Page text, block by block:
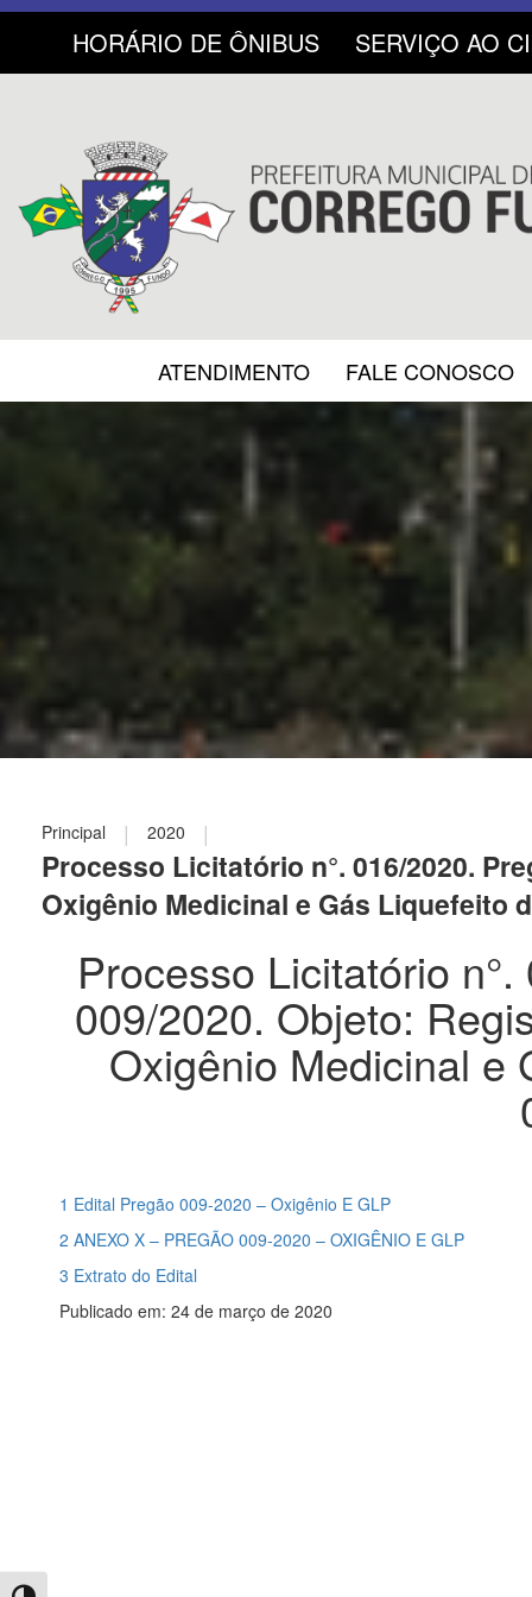
HORÁRIO DE ÔNIBUS SERVIÇO AO
ATENDIMENTO FALE CONOSCO
Principal | 2020 |
Processo Licitatório n°. 016/2020.
Oxigênio Medicinal e Gás Liquefeito
Processo Licitatório
009/2020. Objeto:
Oxigênio Medicinal e
1 Edital Pregão 009-2020 – Oxigênio E GLP
2 ANEXO X – PREGÃO 009-2020 – OXIGÊNIO E GLP
3 Extrato do Edital
Publicado em: 24 de março de 2020